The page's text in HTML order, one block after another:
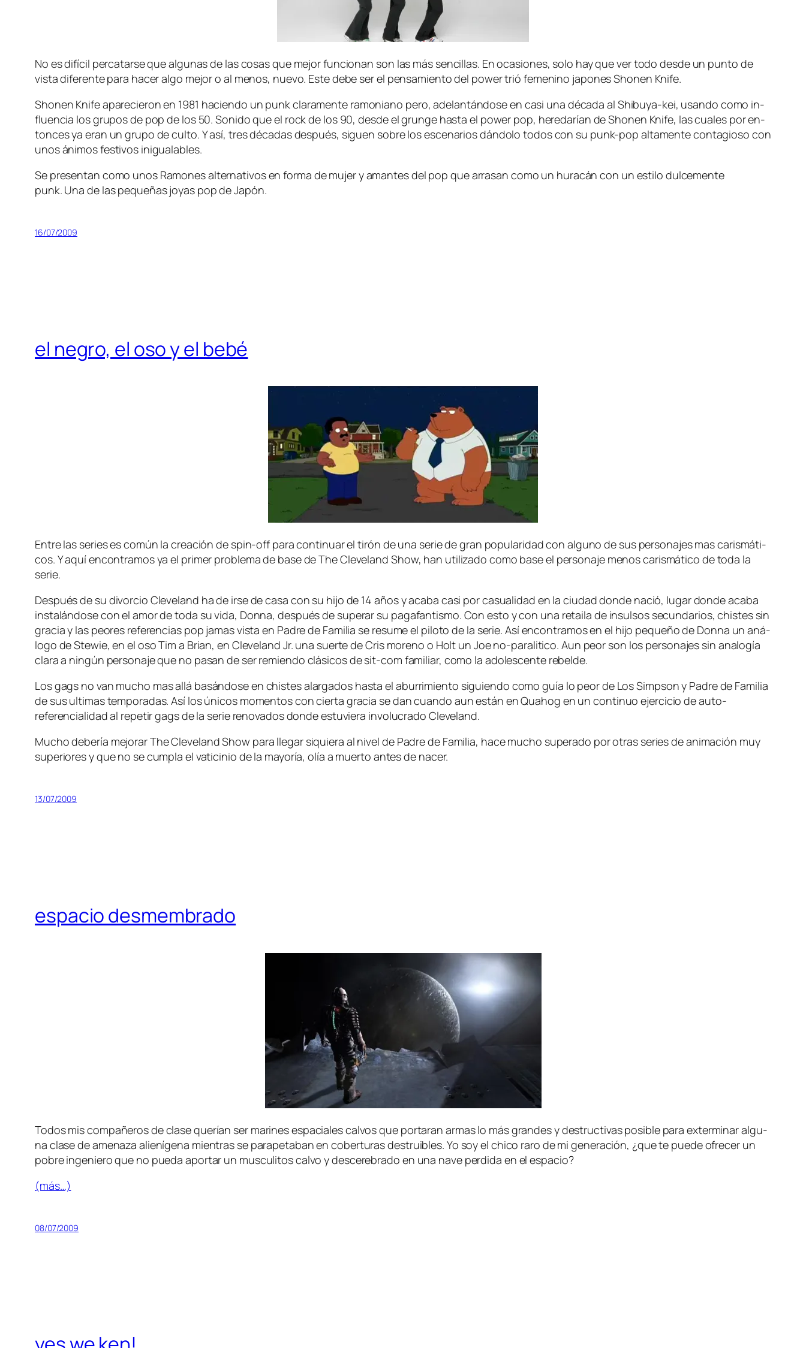
No es di­fí­cil per­ca­tar­se que al­gu­nas de las co­sas que me­jor fun­cio­nan son las más sen­ci­llas. En oca­sio­nes, so­lo hay que ver to­do des­de un pun­to de
vis­ta di­fe­ren­te pa­ra ha­cer al­go me­jor o al me­nos, nue­vo. Este de­be ser el pen­sa­mien­to del po­wer trió fe­me­nino ja­po­nes Shonen Knife.
Shonen Knife apa­re­cie­ron en 1981 ha­cien­do un punk cla­ra­men­te ra­mo­niano pe­ro, ade­lan­tán­do­se en ca­si una dé­ca­da al Shibuya-kei, usan­do co­mo in­
fluen­cia los gru­pos de pop de los 50. Sonido que el rock de los 90, des­de el grun­ge has­ta el po­wer pop, he­re­da­rían de Shonen Knife, las cua­les por en­
ton­ces ya eran un gru­po de cul­to. Y así, tres dé­ca­das des­pués, si­guen so­bre los es­ce­na­rios dán­do­lo to­dos con su punk-pop al­ta­men­te con­ta­gio­so con
unos áni­mos fes­ti­vos inigualables.
Se pre­sen­tan co­mo unos Ramones al­ter­na­ti­vos en for­ma de mu­jer y aman­tes del pop que arra­san co­mo un hu­ra­cán con un es­ti­lo dul­ce­men­te
punk. Una de las pe­que­ñas jo­yas pop de Japón.
16/07/2009
el negro, el oso y el bebé
Entre las se­ries es co­mún la crea­ción de spin-off pa­ra con­ti­nuar el ti­rón de una se­rie de gran po­pu­la­ri­dad con al­guno de sus per­so­na­jes mas ca­ris­má­ti­
cos. Y aquí en­con­tra­mos ya el pri­mer pro­ble­ma de ba­se de The Cleveland Show, han uti­li­za­do co­mo ba­se el per­so­na­je me­nos ca­ris­má­ti­co de to­da la
serie.
Después de su di­vor­cio Cleveland ha de ir­se de ca­sa con su hi­jo de 14 años y aca­ba ca­si por ca­sua­li­dad en la ciu­dad don­de na­ció, lu­gar don­de aca­ba
ins­ta­lán­do­se con el amor de to­da su vi­da, Donna, des­pués de su­pe­rar su pa­ga­fan­tis­mo. Con es­to y con una re­tai­la de in­sul­sos se­cun­da­rios, chis­tes sin
gra­cia y las peo­res re­fe­ren­cias pop ja­mas vis­ta en Padre de Familia se re­su­me el pi­lo­to de la se­rie. Así en­con­tra­mos en el hi­jo pe­que­ño de Donna un aná­
lo­go de Stewie, en el oso Tim a Brian, en Cleveland Jr. una suer­te de Cris mo­reno o Holt un Joe no-paralitico. Aun peor son los per­so­na­jes sin ana­lo­gía
cla­ra a nin­gún per­so­na­je que no pa­san de ser re­mien­do clá­si­cos de sit-com fa­mi­liar, co­mo la ado­les­cen­te rebelde.
Los gags no van mu­cho mas allá ba­sán­do­se en chis­tes alar­ga­dos has­ta el abu­rri­mien­to si­guien­do co­mo guía lo peor de Los Simpson y Padre de Familia
de sus ul­ti­mas tem­po­ra­das. Así los úni­cos mo­men­tos con cier­ta gra­cia se dan cuan­do aun es­tán en Quahog en un con­ti­nuo ejer­ci­cio de auto-
referencialidad al re­pe­tir gags de la se­rie re­no­va­dos don­de es­tu­vie­ra in­vo­lu­cra­do Cleveland.
Mucho de­be­ría me­jo­rar The Cleveland Show pa­ra lle­gar si­quie­ra al ni­vel de Padre de Familia, ha­ce mu­cho su­pe­ra­do por otras se­ries de ani­ma­ción muy
su­pe­rio­res y que no se cum­pla el va­ti­ci­nio de la ma­yo­ría, olía a muer­to an­tes de nacer.
13/07/2009
espacio desmembrado
Todos mis com­pa­ñe­ros de cla­se que­rían ser ma­ri­nes es­pa­cia­les cal­vos que por­ta­ran ar­mas lo más gran­des y des­truc­ti­vas po­si­ble pa­ra ex­ter­mi­nar al­gu­
na cla­se de ame­na­za alie­ní­ge­na mien­tras se pa­ra­pe­ta­ban en co­ber­tu­ras des­trui­bles. Yo soy el chi­co ra­ro de mi ge­ne­ra­ción, ¿que te pue­de ofre­cer un
po­bre in­ge­nie­ro que no pue­da apor­tar un mus­cu­li­tos cal­vo y des­ce­re­bra­do en una na­ve per­di­da en el espacio?
(más…)
08/07/2009